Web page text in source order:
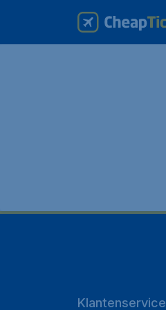
Klantenservice